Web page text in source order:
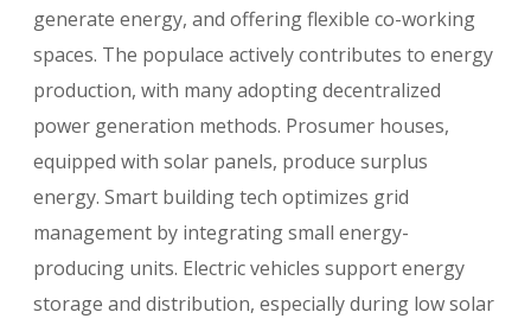
generate energy, and offering flexible co-working
spaces. The populace actively contributes to energy
production, with many adopting decentralized
power generation methods. Prosumer houses,
equipped with solar panels, produce surplus
energy. Smart building tech optimizes grid
management by integrating small energy-
producing units. Electric vehicles support energy
storage and distribution, especially during low solar